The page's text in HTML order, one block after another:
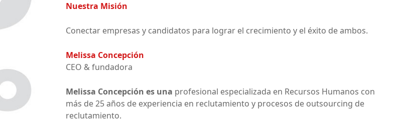
Nuestra Misión
Conectar empresas y candidatos para lograr el crecimiento y el éxito de ambos.
Melissa Concepción
CEO & fundadora
Melissa Concepción es una profesional especializada en Recursos Humanos con
más de 25 años de experiencia en reclutamiento y procesos de outsourcing de
reclutamiento.